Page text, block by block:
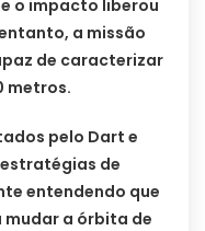
o impacto liberou
a missão
de caracterizar
metros.
pelo Dart e
de
entendendo que
a órbita de